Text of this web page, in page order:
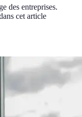
des entreprises.
cet article